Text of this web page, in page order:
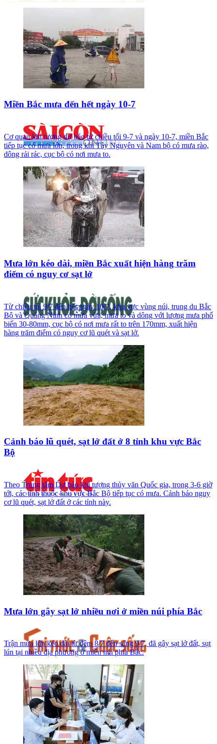
Miền Bắc mưa đến hết ngày 10-7
Cơ quan khí tượng dự báo từ chiều tối 9-7 và ngày 10-7, miền Bắc
tiếp tục có mưa lớn, trong khi Tây Nguyên và Nam bộ có mưa rào,
dông rải rác, cục bộ có nơi mưa to.
Mưa lớn kéo dài, miền Bắc xuất hiện hàng trăm
điểm có nguy cơ sạt lở
Từ chiều tối 9/7 đến hết ngày 10/7, khu vực vùng núi, trung du Bắc
Bộ và Quảng Ninh có mưa vừa, mưa to và dông với lượng mưa phổ
biến 30-80mm, cục bộ có nơi mưa rất to trên 170mm, xuất hiện
hàng trăm điểm có nguy cơ lũ quét và sạt lở.
Cảnh báo lũ quét, sạt lở đất ở 8 tỉnh khu vực Bắc
Bộ
Theo Trung tâm Dự báo khí tượng thủy văn Quốc gia, trong 3-6 giờ
tới, các tỉnh thuộc khu vực Bắc Bộ tiếp tục có mưa. Cảnh báo nguy
cơ lũ quét, sạt lở đất ở các tỉnh này.
Mưa lớn gây sạt lở nhiều nơi ở miền núi phía Bắc
Trận mưa lớn kéo dài từ đêm 8/7 đến sáng 9/7, đã gây sạt lở đất, sụt
lún tại nhiều địa phương ở miền núi phía Bắc.